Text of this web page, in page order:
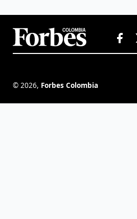
© 2026, Forbes Colombia